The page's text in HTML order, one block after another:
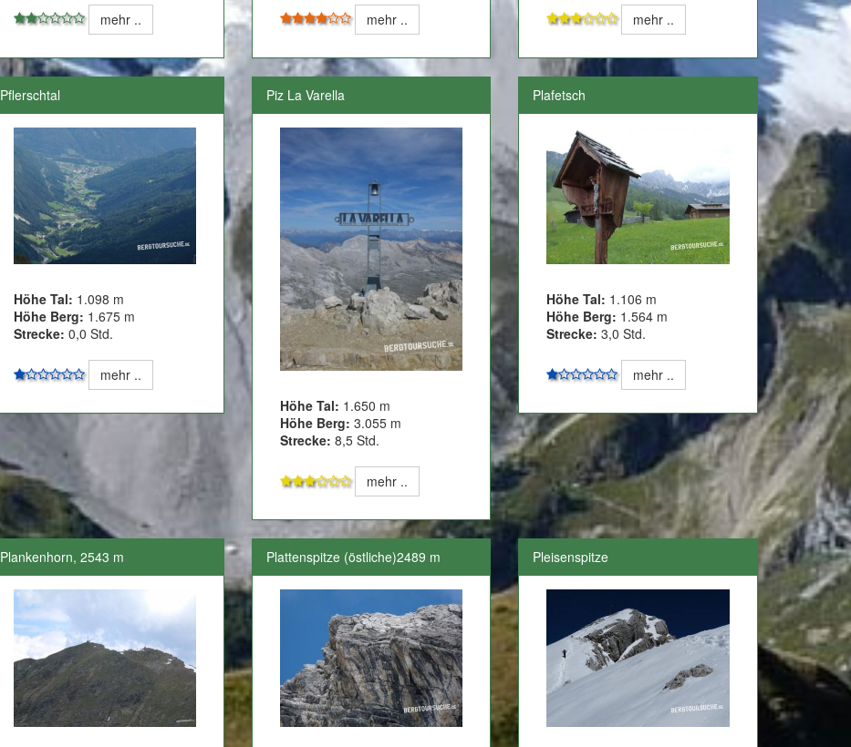
mehr .. mehr .. mehr ..
Pflerschtal
Höhe Tal: 1.098 m
Höhe Berg: 1.675 m
Strecke: 0,0 Std.
mehr ..
Piz La Varella
Höhe Tal: 1.650 m
Höhe Berg: 3.055 m
Strecke: 8,5 Std.
mehr ..
Plafetsch
Höhe Tal: 1.106 m
Höhe Berg: 1.564 m
Strecke: 3,0 Std.
mehr ..
Plankenhorn, 2543 m Plattenspitze (östliche)2489 m Pleisenspitze